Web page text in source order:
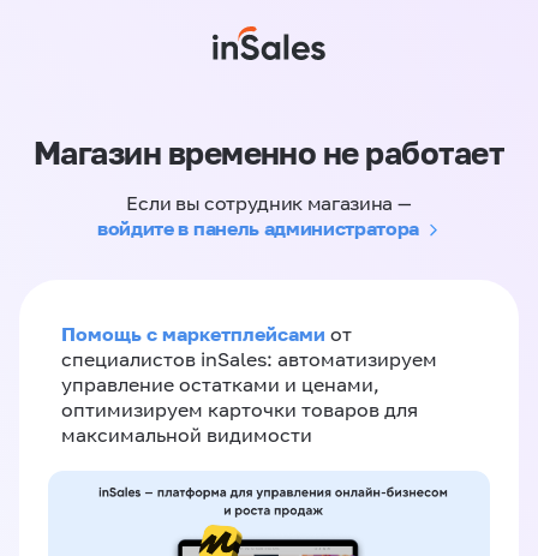
Магазин временно не работает
Если вы сотрудник магазина —
войдите в панель администратора
Помощь с маркетплейсами от
специалистов inSales: автоматизируем
управление остатками и ценами,
оптимизируем карточки товаров для
максимальной видимости